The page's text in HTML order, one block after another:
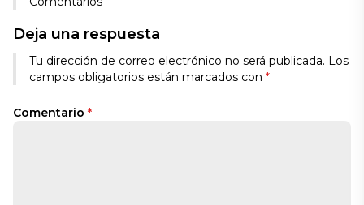
Deja una respuesta
Tu dirección de correo electrónico no será publicada. Los
campos obligatorios están marcados con *
Comentario *